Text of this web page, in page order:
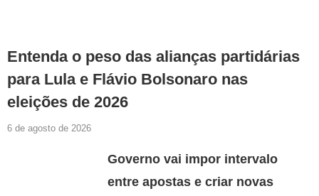
Entenda o peso das alianças partidárias
para Lula e Flávio Bolsonaro nas
eleições de 2026
6 de agosto de 2026
Governo vai impor intervalo
entre apostas e criar novas